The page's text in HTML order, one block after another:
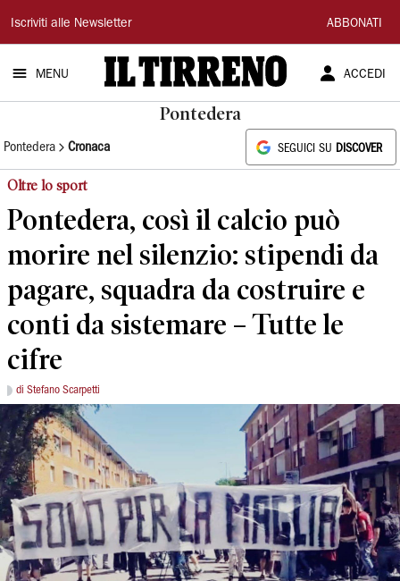
Il
Tirreno
Iscriviti alle Newsletter ABBONATI
MENU ACCEDI
Pontedera
Pontedera Cronaca SEGUICI SU DISCOVER
Oltre lo sport
Pontedera, così il calcio può
morire nel silenzio: stipendi da
pagare, squadra da costruire e
conti da sistemare – Tutte le
cifre
di Stefano Scarpetti